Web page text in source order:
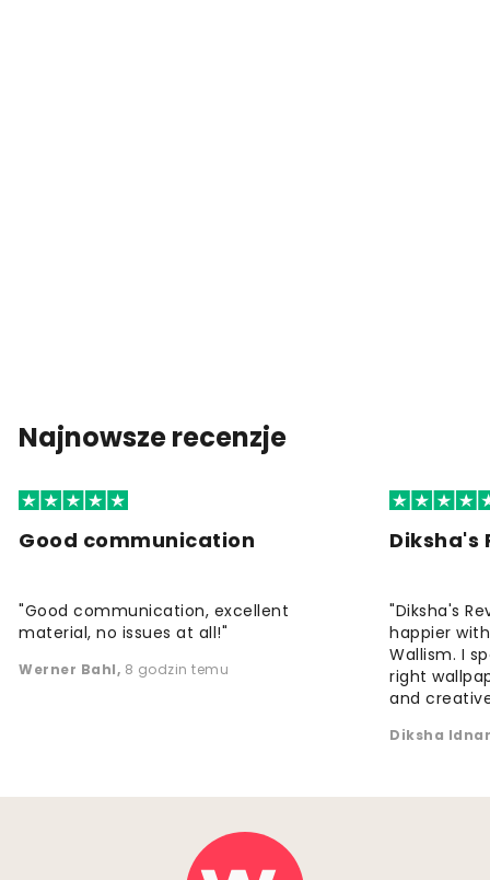
Najnowsze recenzje
Good communication
"Good communication, excellent
material, no issues at all!"
Werner Bahl, 8 godzin temu
Diksha's
"Diksha's
happier
Wallism. I
right
and
Diksha